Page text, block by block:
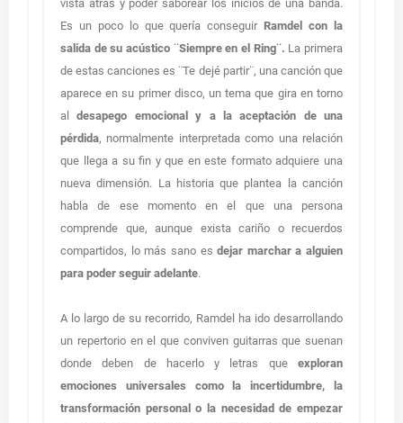
vista atrás y poder saborear los inicios de una banda.
Es un poco lo que quería conseguirRamdel con la
salida de su acústico ¨Siempre en el Ring¨. La primera
de estas canciones es ¨Te dejé partir¨, una canción que
aparece en su primer disco, un tema que gira en torno
aldesapego emocional y a la aceptación de una
pérdida, normalmente interpretada como una relación
que llega a su fin y que en este formato adquiere una
nueva dimensión. La historia que plantea la canción
habla de ese momento en el que una persona
comprende que, aunque exista cariño o recuerdos
compartidos, lo más sano esdejar marchar a alguien
para poder seguir adelante.
A lo largo de su recorrido, Ramdel ha ido desarrollando
un repertorio en el que conviven guitarras que suenan
donde deben de hacerlo y letras que exploran
emociones universales como la incertidumbre, la
transformación personal o la necesidad de empezar